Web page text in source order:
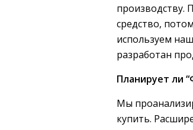
производству.
средство,
используем
разработан
Планирует ли
Мы
купить.